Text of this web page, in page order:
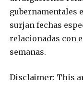
gubernamentales
surjan fechas
relacionadas con
semanas.
Disclaimer: This